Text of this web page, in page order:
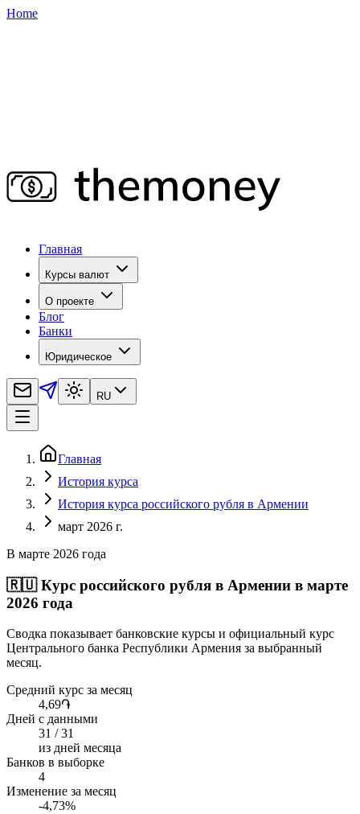
Home
Главная
Курсы валют
О проекте
Блог
Банки
Юридическое
RU
Главная
История курса
История курса российского рубля в Армении
март 2026 г.
В марте 2026 года
🇷🇺 Курс российского рубля в Армении в марте
2026 года
Сводка показывает банковские курсы и официальный курс
Центрального банка Республики Армения за выбранный
месяц.
Средний курс за месяц
4,69֏
Дней с данными
31 / 31
из дней месяца
Банков в выборке
4
Изменение за месяц
-4,73%